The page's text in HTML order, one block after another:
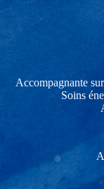
Accompagnante
Soins